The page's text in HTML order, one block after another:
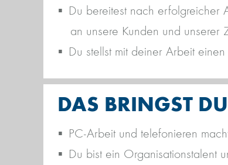
Du bereitest nach erfolgreicher
an unsere Kunden und unserer
Du stellst mit deiner Arbeit
DAS BRINGST
PC-Arbeit und telefonieren
Du bist ein Organisationstalent